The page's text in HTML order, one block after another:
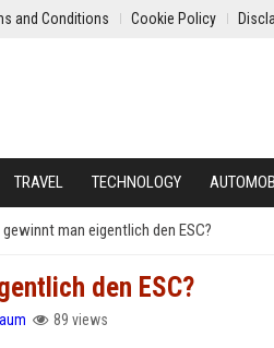
and Conditions Cookie Policy
TRAVEL TECHNOLOGY
gewinnt man eigentlich den ESC?
den ESC?
89 views